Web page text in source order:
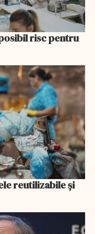
risc pentru
reutilizabile și